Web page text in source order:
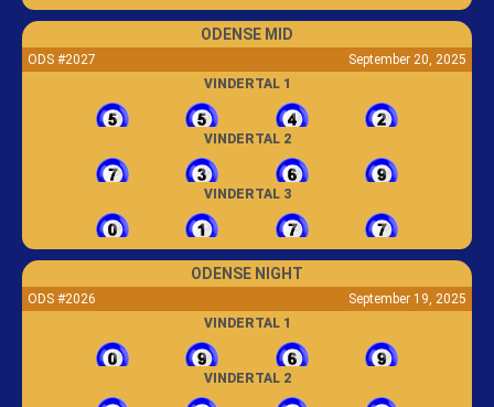
ODENSE MID
ODS #2027
September 20, 2025
VINDERTAL 1
VINDERTAL 2
VINDERTAL 3
ODENSE NIGHT
ODS #2026
September 19, 2025
VINDERTAL 1
VINDERTAL 2